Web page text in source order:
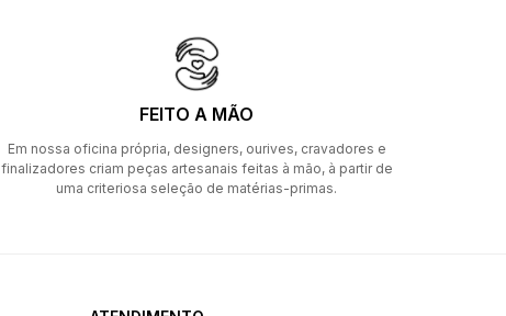
FEITO A MÃO
Em nossa oficina própria, designers, ourives, cravadores e
finalizadores criam peças artesanais feitas à mão, à partir de
uma criteriosa seleção de matérias-primas.